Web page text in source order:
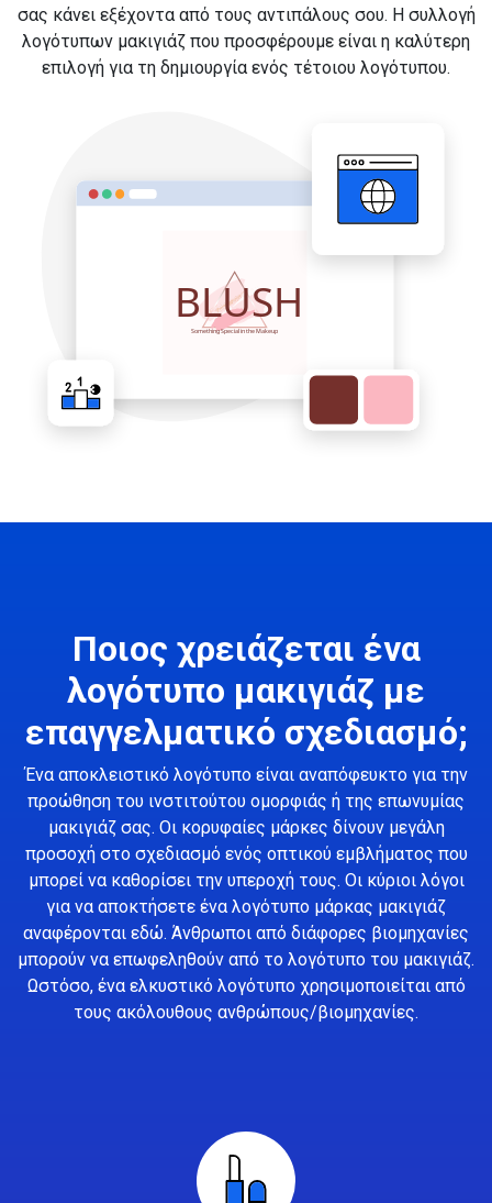
σας κάνει εξέχοντα από τους αντιπάλους σου. Η συλλογή
λογότυπων μακιγιάζ που προσφέρουμε είναι η καλύτερη
επιλογή για τη δημιουργία ενός τέτοιου λογότυπου.
Ποιος χρειάζεται ένα
λογότυπο μακιγιάζ με
επαγγελματικό σχεδιασμό;
Ένα αποκλειστικό λογότυπο είναι αναπόφευκτο για την
προώθηση του ινστιτούτου ομορφιάς ή της επωνυμίας
μακιγιάζ σας. Οι κορυφαίες μάρκες δίνουν μεγάλη
προσοχή στο σχεδιασμό ενός οπτικού εμβλήματος που
μπορεί να καθορίσει την υπεροχή τους. Οι κύριοι λόγοι
για να αποκτήσετε ένα λογότυπο μάρκας μακιγιάζ
αναφέρονται εδώ. Άνθρωποι από διάφορες βιομηχανίες
μπορούν να επωφεληθούν από το λογότυπο του μακιγιάζ.
Ωστόσο, ένα ελκυστικό λογότυπο χρησιμοποιείται από
τους ακόλουθους ανθρώπους/βιομηχανίες.